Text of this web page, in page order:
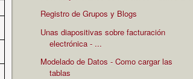
Registro de Grupos y Blogs
Unas diapositivas sobre facturación
electrónica - ...
Modelado de Datos - Como cargar las
tablas